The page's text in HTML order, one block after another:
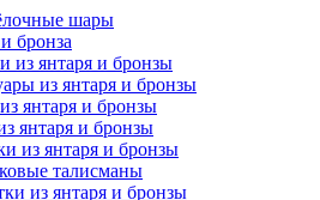
шары
бронза
из янтаря и бронзы
из янтаря и бронзы
янтаря и бронзы
янтаря и бронзы
из янтаря и бронзы
талисманы
из янтаря и бронзы